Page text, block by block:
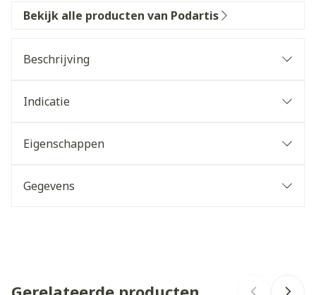
Bekijk alle producten van Podartis
Beschrijving
Indicatie
Eigenschappen
Gegevens
Merken Podartis